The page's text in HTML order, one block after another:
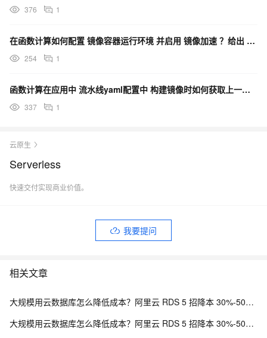
376 1
在函数计算如何配置 镜像容器运行环境 并启用 镜像加速 ？给出 s.yaml 示例
254 1
函数计算在应用中 流水线yaml配置中 构建镜像时如何获取上一步的构建产物？
337 1
云原生
Serverless
快速交付实现商业价值。
我要提问
相关文章
大规模用云数据库怎么降低成本？阿里云 RDS 5 招降本 30%-50% 实战方案
大规模用云数据库怎么降低成本？阿里云 RDS 5 招降本 30%-50% 实战方案